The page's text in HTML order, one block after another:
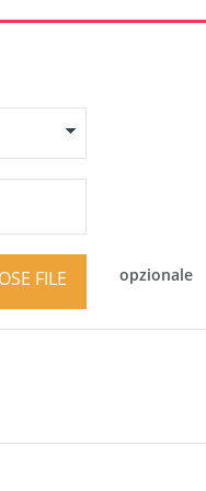
FILE opzionale